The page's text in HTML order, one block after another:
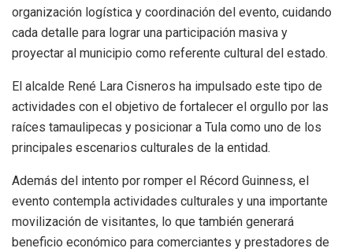
organización logística y coordinación del evento, cuidando
cada detalle para lograr una participación masiva y
proyectar al municipio como referente cultural del estado.
El alcalde René Lara Cisneros ha impulsado este tipo de
actividades con el objetivo de fortalecer el orgullo por las
raíces tamaulipecas y posicionar a Tula como uno de los
principales escenarios culturales de la entidad.
Además del intento por romper el Récord Guinness, el
evento contempla actividades culturales y una importante
movilización de visitantes, lo que también generará
beneficio económico para comerciantes y prestadores de